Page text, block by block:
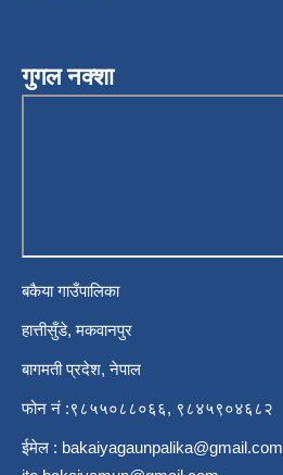
गुगल नक्शा
बकैया गाउँपालिका
हात्तीसुँडे, मकवानपुर
बागमती प्रदेश, नेपाल
फोन नं :९८५५०८८०६६, ९८४५९०४६८२
ईमेल : bakaiyagaunpalika@gmail.com